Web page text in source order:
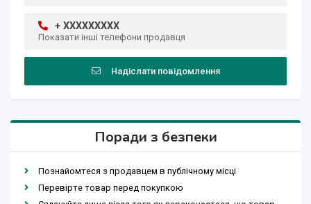
+ XXXXXXXXX
Показати інші телефони продавця
Надіслати повідомлення
Поради з безпеки
Познайомтеся з продавцем в публічному місці
Перевірте товар перед покупкою